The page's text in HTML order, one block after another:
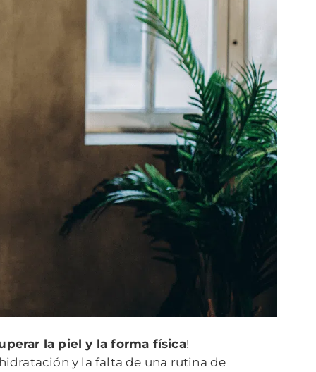
la piel y la forma física!
y la falta de una rutina de